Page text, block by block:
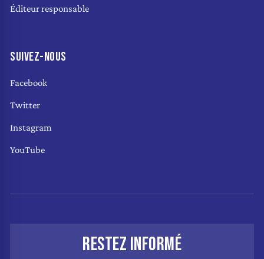
Éditeur responsable
SUIVEZ-NOUS
Facebook
Twitter
Instagram
YouTube
RESTEZ INFORMÉ